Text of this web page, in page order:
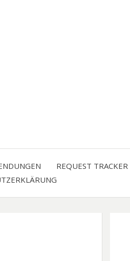
REQUEST TRACKER